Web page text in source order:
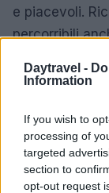
Daytravel -
Information
If you wish to
processing of
targeted
section to
opt-out request
e piacevoli.
percorribili
spettacolari,
servizi che
rigenerante
tratti di una